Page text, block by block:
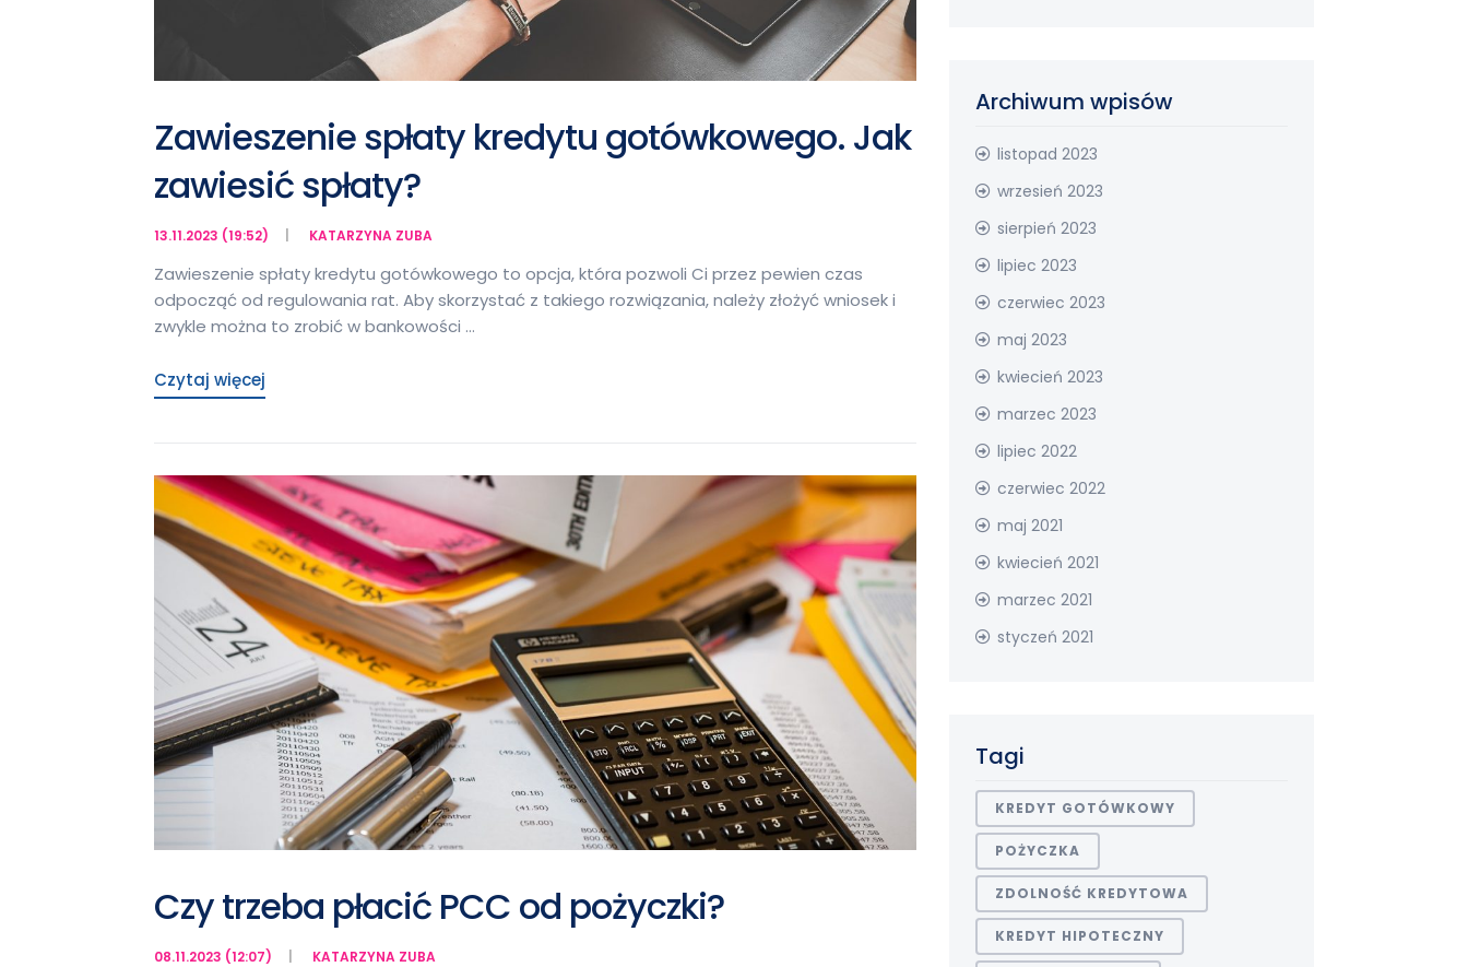
Zawieszenie spłaty kredytu gotówkowego. Jak
zawiesić spłaty?
13.11.2023 (19:52) KATARZYNA ZUBA
Zawieszenie spłaty kredytu gotówkowego to opcja, która pozwoli Ci przez pewien czas
odpocząć od regulowania rat. Aby skorzystać z takiego rozwiązania, należy złożyć wniosek i
zwykle można to zrobić w bankowości …
Czytaj więcej
Czy trzeba płacić PCC od pożyczki?
08.11.2023 (12:07) KATARZYNA ZUBA
Archiwum wpisów
listopad 2023
wrzesień 2023
sierpień 2023
lipiec 2023
czerwiec 2023
maj 2023
kwiecień 2023
marzec 2023
lipiec 2022
czerwiec 2022
maj 2021
kwiecień 2021
marzec 2021
styczeń 2021
Tagi
KREDYT GOTÓWKOWY
POŻYCZKA
ZDOLNOŚĆ KREDYTOWA
KREDYT HIPOTECZNY